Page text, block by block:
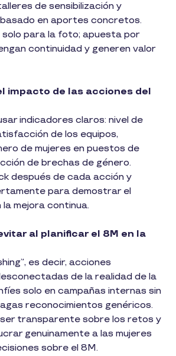
de sensibilización y
en aportes concretos.
solo para la foto; apuesta por
continuidad y generen valor
impacto de las acciones del
indicadores claros: nivel de
de los equipos,
de mujeres en puestos de
de brechas de género.
después de cada acción y
para demostrar el
mejora continua.
al planificar el 8M en la
es decir, acciones
de la realidad de la
solo en campañas internas sin
reconocimientos genéricos.
transparente sobre los retos y
genuinamente a las mujeres
sobre el 8M.